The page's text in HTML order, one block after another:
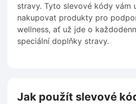
stravy. Tyto slevové kódy vám
nakupovat produkty pro
wellness, ať už jde o
speciální doplňky stravy.
Jak použít slevové